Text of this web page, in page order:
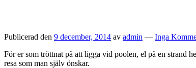
Publicerad den 9 december, 2014 av admin — Inga
För er som tröttnat på att ligga vid poolen, el på en strand
resa som man själv önskar.